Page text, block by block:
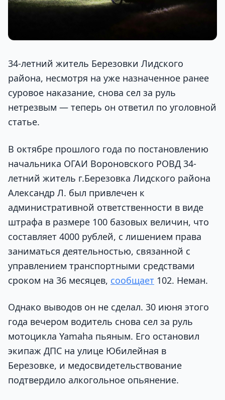
34-летний житель Березовки Лидского
района, несмотря на уже назначенное ранее
суровое наказание, снова сел за руль
нетрезвым — теперь он ответил по уголовной
статье.
В октябре прошлого года по постановлению
начальника ОГАИ Вороновского РОВД 34-
летний житель г.Березовка Лидского района
Александр Л. был привлечен к
административной ответственности в виде
штрафа в размере 100 базовых величин, что
составляет 4000 рублей, с лишением права
заниматься деятельностью, связанной с
управлением транспортными средствами
сроком на 36 месяцев, сообщает 102. Неман.
Однако выводов он не сделал. 30 июня этого
года вечером водитель снова сел за руль
мотоцикла Yamaha пьяным. Его остановил
экипаж ДПС на улице Юбилейная в
Березовке, и медосвидетельствование
подтвердило алкогольное опьянение.